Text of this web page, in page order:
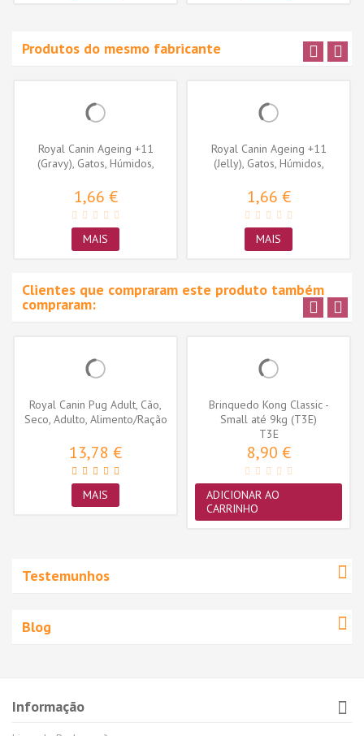
Produtos do mesmo fabricante
Royal Canin Ageing +11
(Gravy), Gatos, Húmidos,
1,66 €
MAIS
Royal Canin Ageing +11
(Jelly), Gatos, Húmidos,
1,66 €
MAIS
Clientes que compraram este produto também
compraram:
Royal Canin Pug Adult, Cão,
Seco, Adulto, Alimento/Ração
13,78 €
MAIS
Brinquedo Kong Classic -
Small até 9kg (T3E)
T3E
8,90 €
ADICIONAR AO
CARRINHO
Testemunhos
Blog
Informação